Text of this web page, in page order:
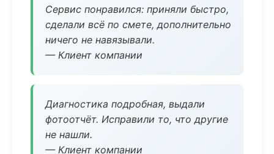
Сервис понравился: приняли быстро,
сделали всё по смете, дополнительно
ничего не навязывали.
— Клиент компании
Диагностика подробная, выдали
фотоотчёт. Исправили то, что другие
не нашли.
— Клиент компании